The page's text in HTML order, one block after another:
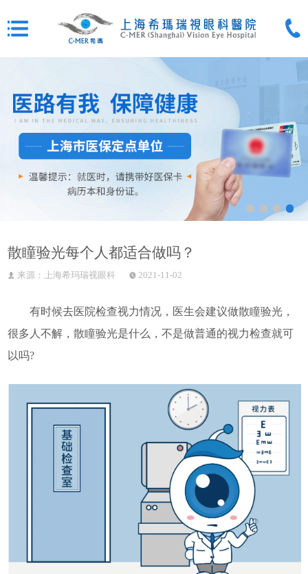
散瞳验光每个人都适合做吗？
来源：上海希玛瑞视眼科 2021-11-02
有时候去医院检查视力情况，医生会建议做散瞳验光，
很多人不解，散瞳验光是什么，不是做普通的视力检查就可
以吗?